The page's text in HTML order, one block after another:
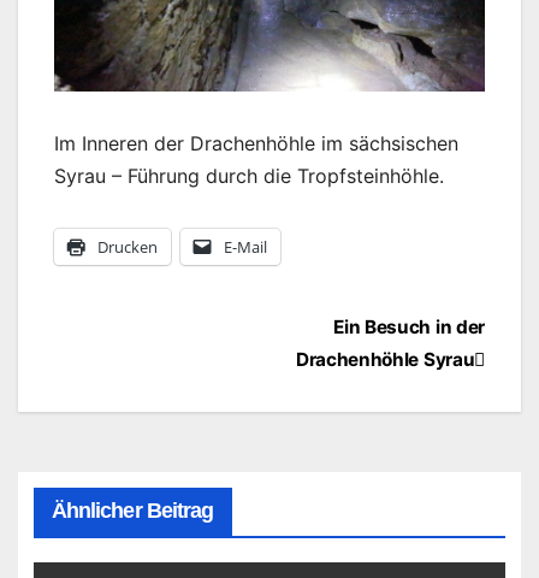
Im Inneren der Drachenhöhle im sächsischen
Syrau – Führung durch die Tropfsteinhöhle.
Drucken E-Mail
BeitragsnavigationEin Besuch in der
Drachenhöhle Syrau
Ähnlicher Beitrag